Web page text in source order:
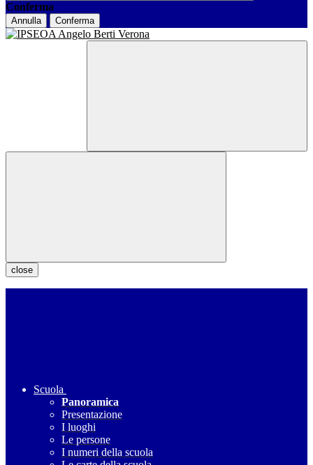
Conferma
Annulla Conferma
close
Scuola
Panoramica
Presentazione
I luoghi
Le persone
I numeri della scuola